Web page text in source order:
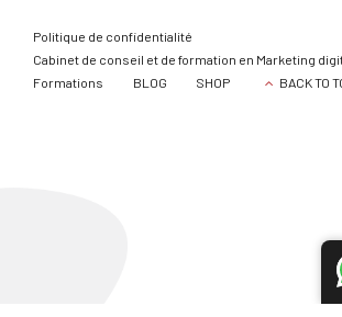
Politique de confidentialité
Cabinet de conseil et de formation en Marketing
Formations
BLOG SHOP BACK TO